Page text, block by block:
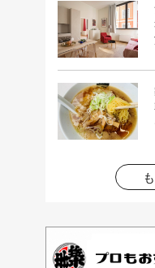
イチゴジャム(1）
イベント 東京(1）
いわし(1） ウ
うなぎ(10）
うなぎ弁当(2）
エコバッグ 折りた
おでん(4）